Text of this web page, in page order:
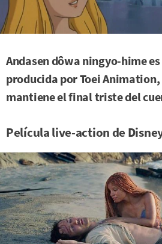
Andasen dôwa ningyo-hime
producida por Toei
mantiene el final triste del
Película live-action de